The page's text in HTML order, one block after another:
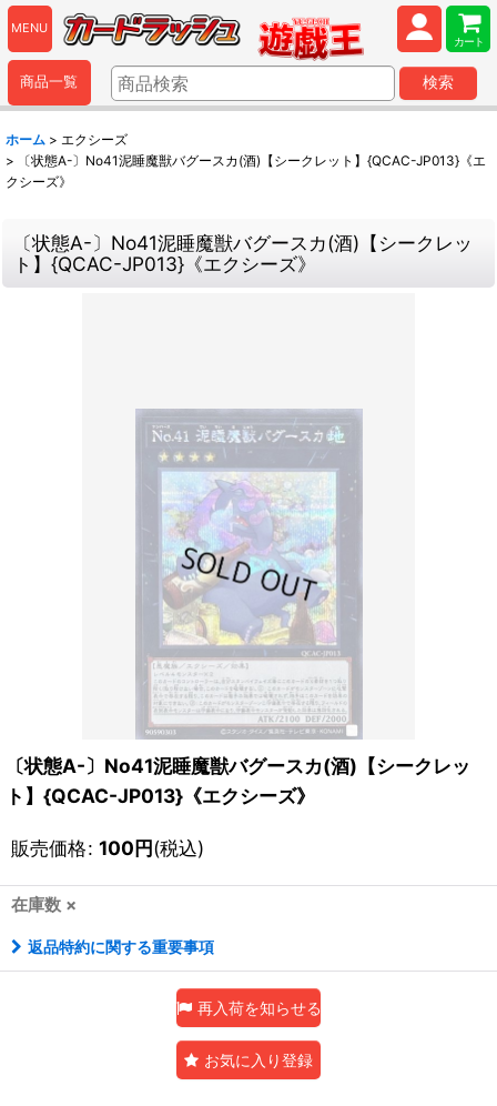
MENU
カート
商品一覧 検索
ホーム > エクシーズ
>
〔状態A-〕No41泥睡魔獣バグースカ(酒)【シークレット】{QCAC-JP013}《エ
クシーズ》
〔状態A-〕No41泥睡魔獣バグースカ(酒)【シークレッ
ト】{QCAC-JP013}《エクシーズ》
〔状態A-〕No41泥睡魔獣バグースカ(酒)【シークレッ
ト】{QCAC-JP013}《エクシーズ》
販売価格: 100円(税込)
在庫数 ×
返品特約に関する重要事項
再入荷を知らせる
お気に入り登録